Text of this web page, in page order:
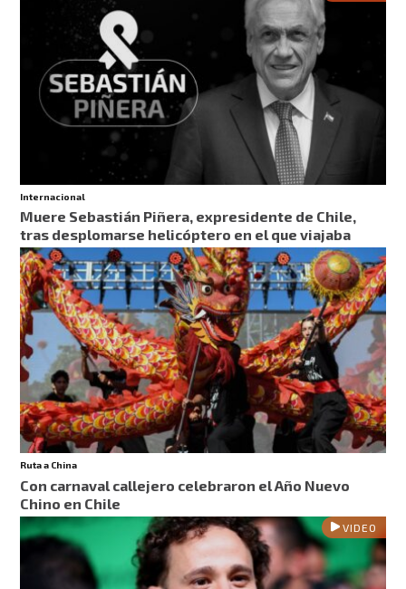
Internacional
Muere Sebastián Piñera, expresidente de Chile,
tras desplomarse helicóptero en el que viajaba
Ruta a China
Con carnaval callejero celebraron el Año Nuevo
Chino en Chile
VIDEO